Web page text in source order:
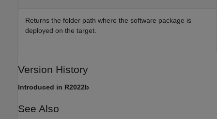
Returns the folder path where the software package is
deployed on the target.
Version History
Introduced in R2022b
See Also